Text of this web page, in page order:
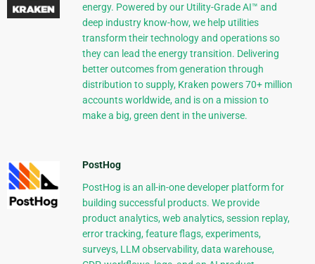
energy. Powered by our Utility-Grade AI™ and
deep industry know-how, we help utilities
transform their technology and operations so
they can lead the energy transition. Delivering
better outcomes from generation through
distribution to supply, Kraken powers 70+ million
accounts worldwide, and is on a mission to
make a big, green dent in the universe.
PostHog
PostHog is an all-in-one developer platform for
building successful products. We provide
product analytics, web analytics, session replay,
error tracking, feature flags, experiments,
surveys, LLM observability, data warehouse,